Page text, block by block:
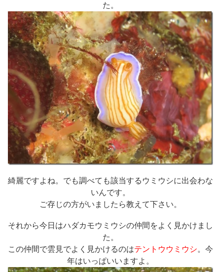
た。
綺麗ですよね。でも調べても該当するウミウシに出会わな
いんです。
ご存じの方がいましたら教えて下さい。
それから今日はハダカモウミウシの仲間をよく見かけまし
た。
この仲間で雲見でよく見かけるのはテントウウミウシ。今
年はいっぱいいますよ。